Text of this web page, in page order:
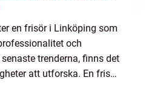
en frisör i Linköping som
och
trenderna, finns det
att utforska. En frisör